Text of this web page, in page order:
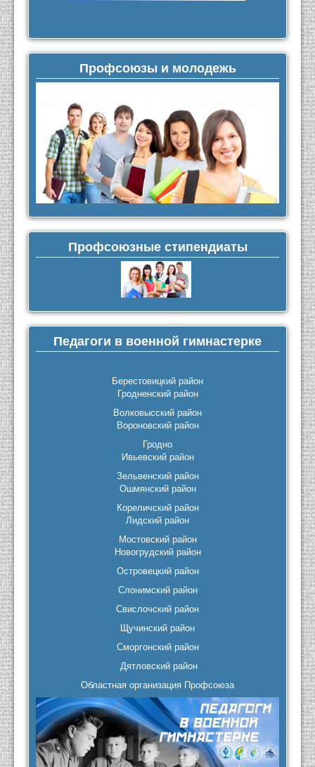
Профсоюзы и молодежь
Профсоюзные стипендиаты
Педагоги в военной гимнастерке
Берестовицкий район
Гродненский район
Волковысский район
Вороновский район
Гродно
Ивьевский район
Зельвенский район
Ошмянский район
Кореличский район
Лидский район
Мостовский район
Новогрудский район
Островецкий район
Слонимский район
Свислочский район
Щучинский район
Сморгонский район
Дятловский район
Областная организация Профсоюза